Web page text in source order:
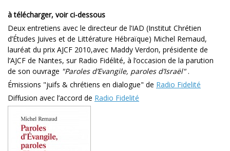
à télécharger, voir ci-dessous
Deux entretiens avec le directeur de l’IAD (Institut Chrétien
d’Études Juives et de Littérature Hébraïque) Michel Remaud,
lauréat du prix AJCF 2010,avec Maddy Verdon, présidente de
l’AJCF de Nantes, sur Radio Fidélité, à l’occasion de la parution
de son ouvrage "Paroles d’Evangile, paroles d’Israël" .
Émissions "juifs & chrétiens en dialogue" de Radio Fidelité
Diffusion avec l’accord de Radio Fidelité